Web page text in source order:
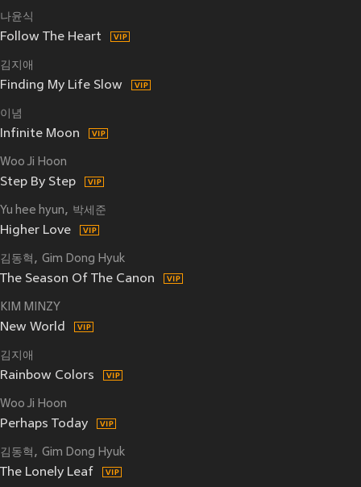
나윤식
Follow The Heart
김지애
Finding My Life Slow
이념
Infinite Moon
Woo Ji Hoon
Step By Step
Yu hee hyun 박세준
Higher Love
김동혁 Gim Dong Hyuk
The Season Of The Canon
KIM MINZY
New World
김지애
Rainbow Colors
Woo Ji Hoon
Perhaps Today
김동혁 Gim Dong Hyuk
The Lonely Leaf